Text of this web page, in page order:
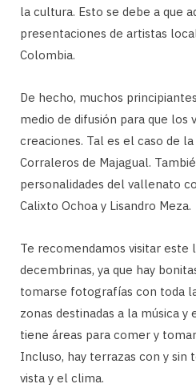
la cultura. Esto se debe a que
presentaciones de artistas
Colombia.
De hecho, muchos
medio de difusión para que los
creaciones. Tal es el caso de
Corraleros de Majagual.
personalidades del vallenato
Calixto Ochoa y Lisandro Meza.
Te recomendamos visitar este
decembrinas, ya que hay
tomarse fotografías con toda
zonas destinadas a la música
tiene áreas para comer y
Incluso, hay terrazas con y sin
vista y el clima.